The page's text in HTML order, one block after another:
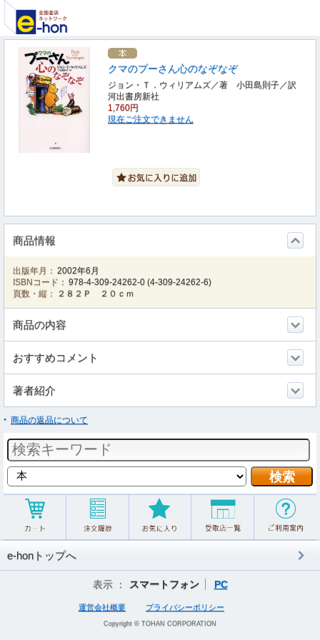
クマのプーさん心のなぞなぞ
ジョン・Ｔ．ウィリアムズ／著 小田島則子／訳
河出書房新社
1,760円
現在ご注文できません
商品情報
出版年月： 2002年6月
ISBNコード： 978-4-309-24262-0 (4-309-24262-6)
頁数・縦：
２８２Ｐ ２０ｃｍ
商品の内容
おすすめコメント
著者紹介
商品の返品について
e-honトップへ
表示 ： スマートフォン PC
運営会社概要 プライバシーポリシー
Copyright © TOHAN CORPORATION